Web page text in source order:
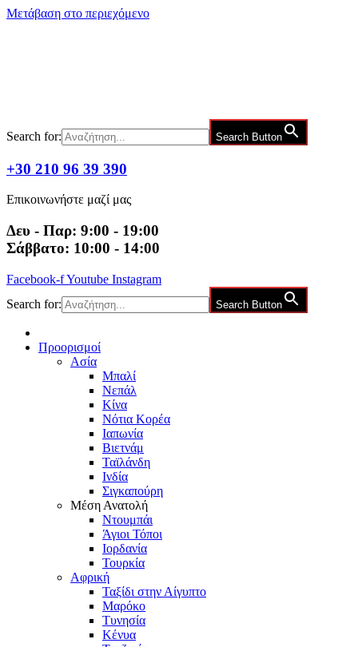
Μετάβαση στο περιεχόμενο
Search for: Search Button
+30 210 96 39 390
Επικοινωνήστε μαζί μας
Δευ - Παρ: 9:00 - 19:00
Σάββατο: 10:00 - 14:00
Facebook-fYoutube Instagram
Search for:
Search Button
Προορισμοί
Ασία
Μπαλί
Νεπάλ
Κίνα
Νότια Κορέα
Ιαπωνία
Βιετνάμ
Ταϊλάνδη
Ινδία
Σιγκαπούρη
Μέση Ανατολή
Ντουμπάι
Άγιοι Τόποι
Ιορδανία
Τουρκία
Αφρική
Ταξίδι στην Αίγυπτο
Μαρόκο
Τυνησία
Κένυα